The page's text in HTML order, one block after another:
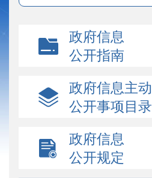
政府信息
公开指南
政府信息主动
公开事项目录
政府信息
公开规定